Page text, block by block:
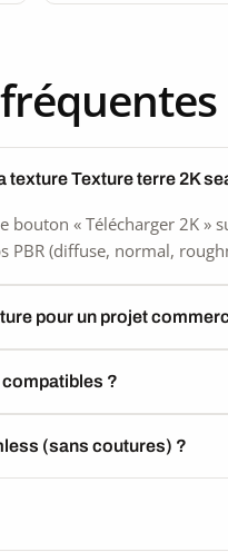
texture Texture terre 2K
bouton « Télécharger 2K
PBR (diffuse, normal,
pour un projet
?
(sans coutures) ?